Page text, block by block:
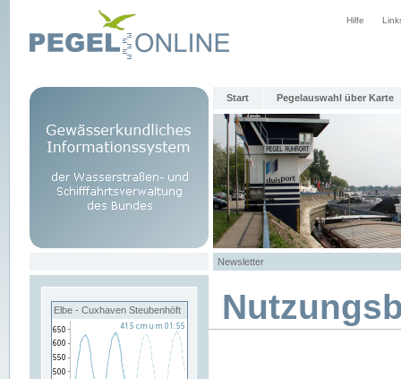
Hilfe
Start Pegelauswahl über Karte
Newsletter
Elbe - Cuxhaven Steubenhöft